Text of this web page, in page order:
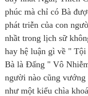
phúc mà chỉ có Bà
phát triễn của con
nhầt trong lịch sữ
hay hệ luận gì về "
Bà là Đấng " Vô
người nào cũng
như một kiểu chìa